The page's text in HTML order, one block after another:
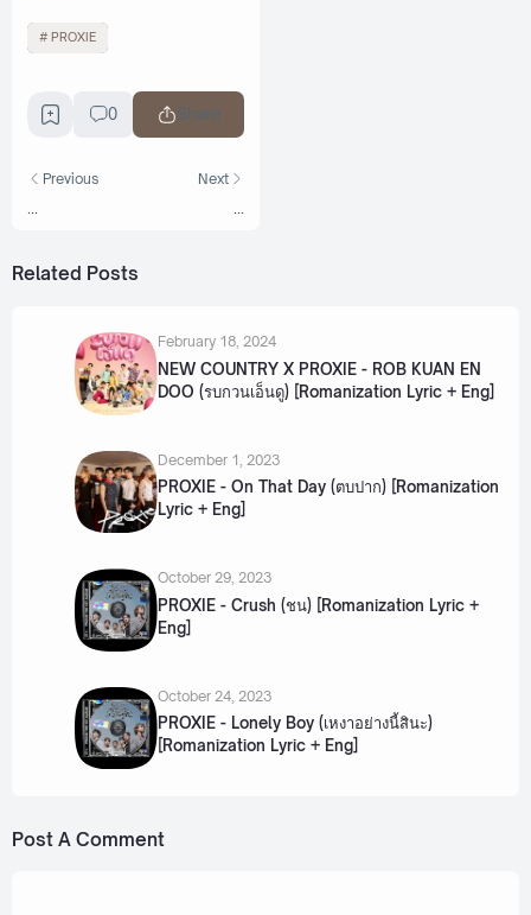
PROXIE
0 Share
Previous Next
Related Posts
February 18, 2024
NEW COUNTRY X PROXIE - ROB KUAN EN
DOO (รบกวนเอ็นดู) [Romanization Lyric + Eng]
December 1, 2023
PROXIE - On That Day (ตบปาก) [Romanization
Lyric + Eng]
October 29, 2023
PROXIE - Crush (ชน) [Romanization Lyric +
Eng]
October 24, 2023
PROXIE - Lonely Boy (เหงาอย่างนี้สินะ)
[Romanization Lyric + Eng]
Post A Comment